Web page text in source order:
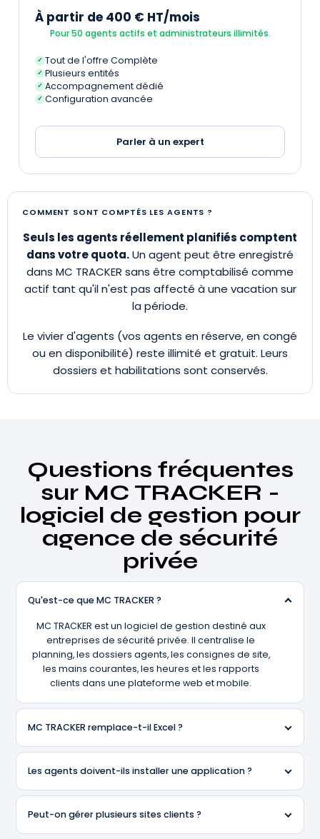
À partir de 400 € HT/mois
Pour 50 agents actifs et administrateurs illimités.
✓ Tout de l'offre Complète
✓ Plusieurs entités
✓ Accompagnement dédié
✓ Configuration avancée
Parler à un expert
COMMENT SONT COMPTÉS LES AGENTS ?
Seuls les agents réellement planifiés comptent
dans votre quota.Un agent peut être enregistré
dans MC TRACKER sans être comptabilisé comme
actif tant qu'il n'est pas affecté à une vacation sur
la période.
Le vivier d'agents (vos agents en réserve, en congé
ou en disponibilité) reste illimité et gratuit. Leurs
dossiers et habilitations sont conservés.
Questions fréquentes
sur MC TRACKER -
logiciel de gestion pour
agence de sécurité
privée
Qu'est-ce que MC TRACKER ?
MC TRACKER est un logiciel de gestion destiné aux
entreprises de sécurité privée. Il centralise le
planning, les dossiers agents, les consignes de site,
les mains courantes, les heures et les rapports
clients dans une plateforme web et mobile.
MC TRACKER remplace-t-il Excel ?
Les agents doivent-ils installer une application ?
Peut-on gérer plusieurs sites clients ?